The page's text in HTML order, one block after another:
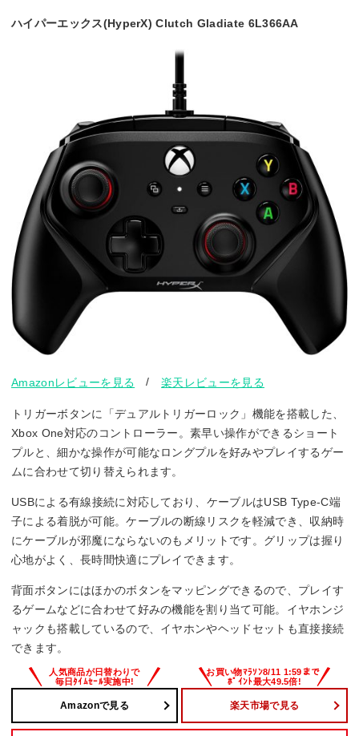
ハイパーエックス(HyperX) Clutch Gladiate 6L366AA
Amazonレビューを見る /楽天レビューを見る
トリガーボタンに「デュアルトリガーロック」機能を搭載した、
Xbox One対応のコントローラー。素早い操作ができるショート
プルと、細かな操作が可能なロングプルを好みやプレイするゲー
ムに合わせて切り替えられます。
USBによる有線接続に対応しており、ケーブルはUSB Type-C端
子による着脱が可能。ケーブルの断線リスクを軽減でき、収納時
にケーブルが邪魔にならないのもメリットです。グリップは握り
心地がよく、長時間快適にプレイできます。
背面ボタンにはほかのボタンをマッピングできるので、プレイす
るゲームなどに合わせて好みの機能を割り当て可能。イヤホンジ
ャックも搭載しているので、イヤホンやヘッドセットも直接接続
できます。
Amazonで見る 楽天市場で見る